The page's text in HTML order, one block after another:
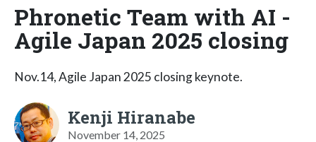
Phronetic Team with AI -
Agile Japan 2025 closing
Nov.14, Agile Japan 2025 closing keynote.
Kenji Hiranabe
November 14, 2025